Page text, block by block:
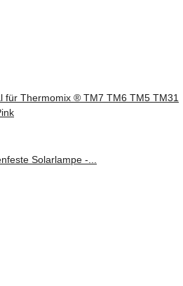
für Thermomix ® TM7 TM6 TM5 TM31